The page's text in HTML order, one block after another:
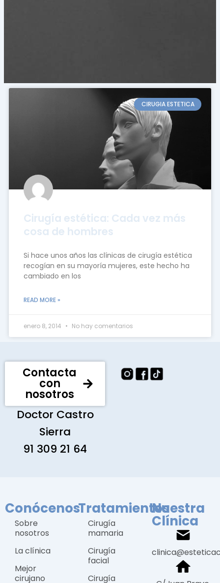
CIRUGIA ESTETICA
Cirugía estética: Cada vez más
cosa de hombres
Si hace unos años las clínicas de cirugía estética
recogían en su mayoría mujeres, este hecho ha
cambiado en los
READ MORE »
enero 8, 2014 No hay comentarios
Contacta
con
nosotros
Doctor Castro
Sierra
91 309 21 64
Conócenos
Sobre
nosotros
La clínica
Mejor
cirujano
Tratamientos
Cirugía
mamaria
Cirugía
facial
Cirugía
Nuestra
Clínica